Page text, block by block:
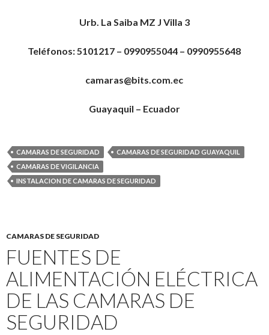
Urb. La Saiba MZ J Villa 3
Teléfonos: 5101217 – 0990955044 – 0990955648
camaras@bits.com.ec
Guayaquil – Ecuador
CAMARAS DE SEGURIDAD
CAMARAS DE SEGURIDAD GUAYAQUIL
CAMARAS DE VIGILANCIA
INSTALACION DE CAMARAS DE SEGURIDAD
CAMARAS DE SEGURIDAD
FUENTES DE
ALIMENTACIÓN ELÉCTRICA
DE LAS CAMARAS DE
SEGURIDAD